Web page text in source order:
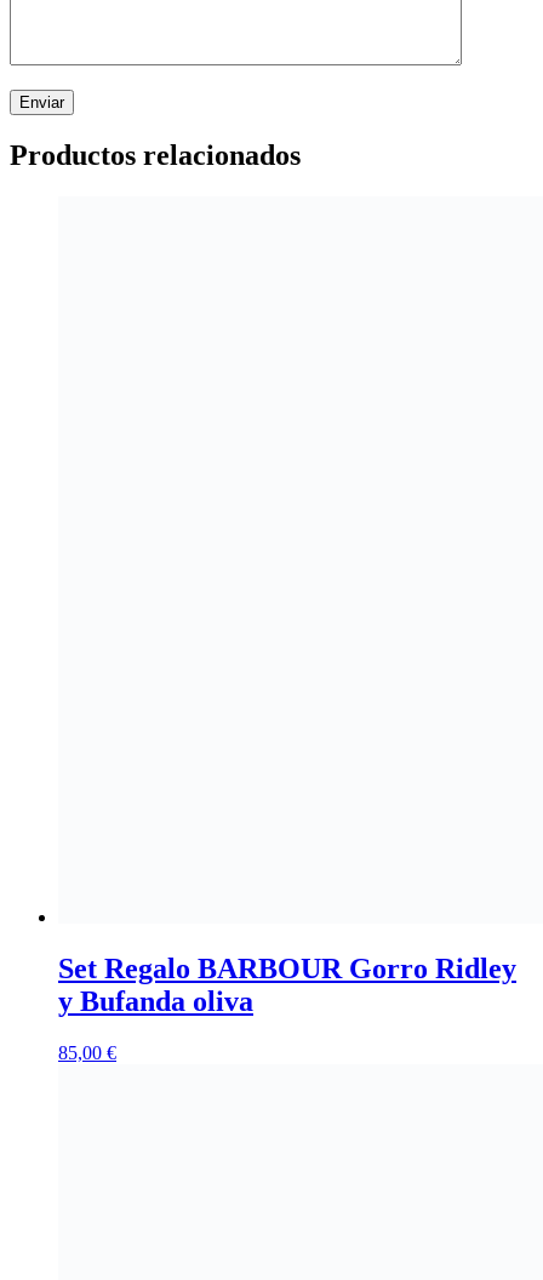
Productos relacionados
Set Regalo BARBOUR Gorro Ridley
y Bufanda oliva
85,00 €